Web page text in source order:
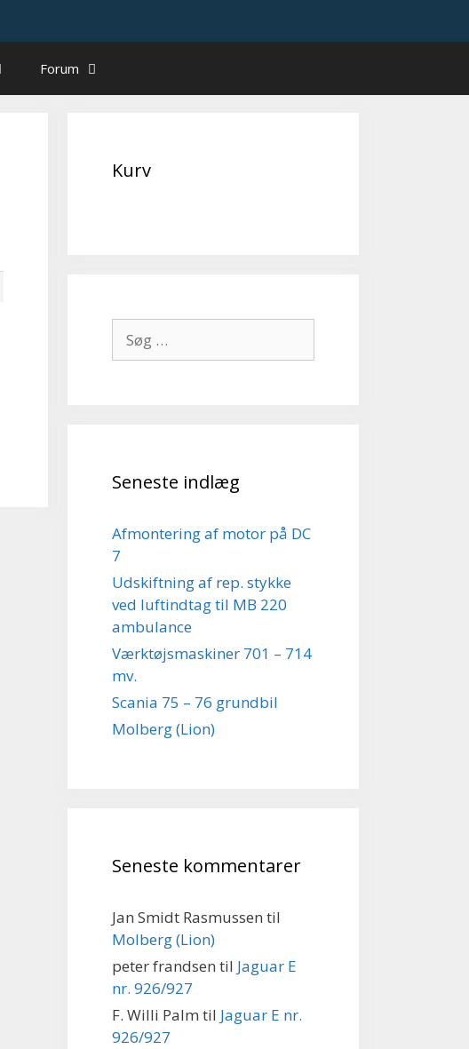
Forum
Kurv
efter:
Seneste indlæg
Afmontering af motor på DC
7
Udskiftning af rep. stykke
ved luftindtag til MB 220
ambulance
Værktøjsmaskiner 701 – 714
mv.
Scania 75 – 76 grundbil
Molberg (Lion)
Seneste kommentarer
Jan Smidt Rasmussen til
Molberg (Lion)
peter frandsen til Jaguar E
nr. 926/927
F. Willi Palm til Jaguar E nr.
926/927